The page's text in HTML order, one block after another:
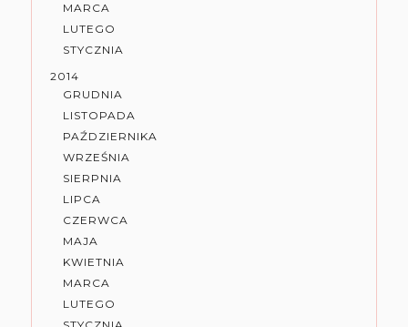
MARCA
LUTEGO
STYCZNIA
2014
GRUDNIA
LISTOPADA
PAŹDZIERNIKA
WRZEŚNIA
SIERPNIA
LIPCA
CZERWCA
MAJA
KWIETNIA
MARCA
LUTEGO